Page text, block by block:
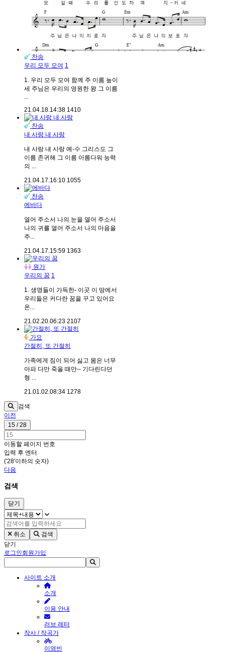
찬송
우리 모두 모여 1
1. 우리 모두 모여 함께 주 이름 높이
세 주님은 우리의 영원한 왕 그 이름
...
21.04.18.14:38 1410
찬송
내 사랑 내 사랑
내 사랑 내 사랑 예-수 그리스도 그
이름 존귀해 그 이름 아름다워 능력
의 ...
21.04.17.16:10 1055
찬송
에바다
열어 주소서 나의 눈을 열어 주소서
나의 귀를 열어 주소서 나의 마음을
주...
21.04.17.15:59 1363
원가
우리의 꿈 1
1. 생명들이 가득한- 이곳 이 땅에서
우리들은 커다란 꿈을 꾸고 있어요
온...
21.02.20.06:23 2107
가요
간절히, 또 간절히
가족에게 짐이 되어 싫고 몸은 너무
아파 다만 죽을 때만-- 기다린다던
형 ...
21.01.02.08:34 1278
검색
이전
15 / 28
이동할 페이지 번호
입력 후 엔터
('28'이하의 숫자)
다음
검색
닫기
취소
검색
닫기
로그인회원가입
사이트 소개
소개
이용 안내
러브 레터
작사 / 작곡가
이영빈